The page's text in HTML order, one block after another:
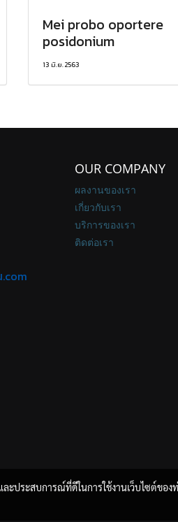
Mei probo oportere
posidonium
13 มิ.ย. 2563
OUR COMPANY
ผลงานของเรา
เกี่ยวกับเรา
บริการของเรา
ติดต่อเรา
ะประสบการณ์ที่ดีในการใช้งานเว็บไซต์ขอ